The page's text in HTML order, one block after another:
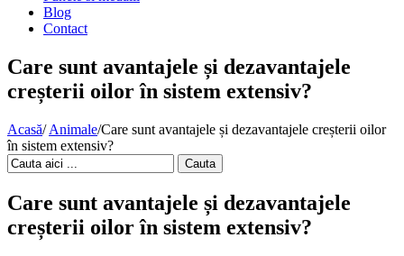
Blog
Contact
Care sunt avantajele și dezavantajele
creșterii oilor în sistem extensiv?
Acasă/ Animale/Care sunt avantajele și dezavantajele creșterii oilor
în sistem extensiv?
Cauta
Care sunt avantajele și dezavantajele
creșterii oilor în sistem extensiv?